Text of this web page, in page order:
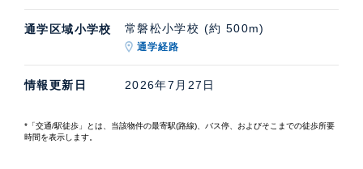
通学区域小学校 常磐松小学校 (約 500m)
通学経路
情報更新日 2026年7月27日
*「交通/駅徒歩」とは、当該物件の最寄駅(路線)、バス停、およびそこまでの徒歩所要
時間を表示します。